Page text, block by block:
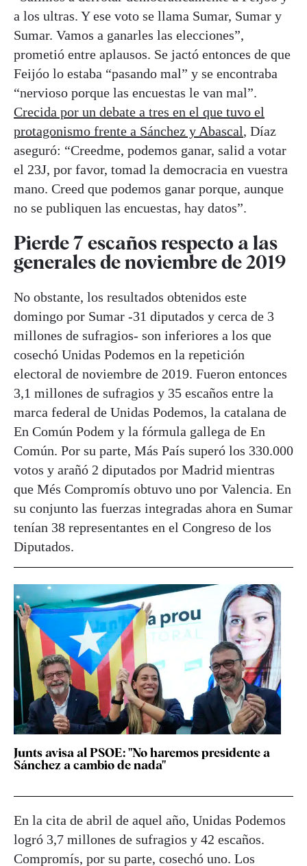
a los ultras. Y ese voto se llama Sumar, Sumar y
Sumar. Vamos a ganarles las elecciones”,
prometió entre aplausos. Se jactó entonces de que
Feijóo lo estaba “pasando mal” y se encontraba
“nervioso porque las encuestas le van mal”.
Crecida por un debate a tres en el que tuvo el
protagonismo frente a Sánchez y Abascal, Díaz
aseguró: “Creedme, podemos ganar, salid a votar
el 23J, por favor, tomad la democracia en vuestra
mano. Creed que podemos ganar porque, aunque
no se publiquen las encuestas, hay datos”.
Pierde 7 escaños respecto a las
generales de noviembre de 2019
No obstante, los resultados obtenidos este
domingo por Sumar -31 diputados y cerca de 3
millones de sufragios- son inferiores a los que
cosechó Unidas Podemos en la repetición
electoral de noviembre de 2019. Fueron entonces
3,1 millones de sufragios y 35 escaños entre la
marca federal de Unidas Podemos, la catalana de
En Común Podem y la fórmula gallega de En
Común. Por su parte, Más País superó los 330.000
votos y arañó 2 diputados por Madrid mientras
que Més Compromís obtuvo uno por Valencia. En
su conjunto las fuerzas integradas ahora en Sumar
tenían 38 representantes en el Congreso de los
Diputados.
Junts avisa al PSOE: "No haremos presidente a
Sánchez a cambio de nada"
En la cita de abril de aquel año, Unidas Podemos
logró 3,7 millones de sufragios y 42 escaños.
Compromís, por su parte, cosechó uno. Los